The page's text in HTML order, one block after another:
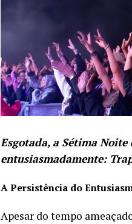
Esgotada, a Sétima
entusiasmadamente:
A Persistência do
Apesar do tempo